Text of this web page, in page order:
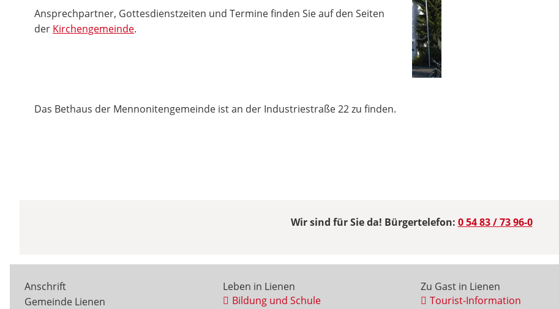
Ansprechpartner, Gottesdienstzeiten und Termine finden Sie auf den Seiten
der Kirchengemeinde.
Das Bethaus der Mennonitengemeinde ist an der Industriestraße 22 zu finden.
Wir sind für Sie da! Bürgertelefon: 0 54 83 / 73 96-0
Anschrift
Gemeinde Lienen
Leben in Lienen
Bildung und Schule
Zu Gast in Lienen
Tourist-Information